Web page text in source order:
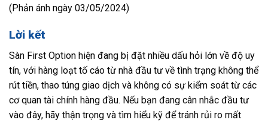
(Phản ánh ngày 03/05/2024)
Lời kết
Sàn First Option hiện đang bị đặt nhiều dấu hỏi lớn về độ uy
tín, với hàng loạt tố cáo từ nhà đầu tư về tình trạng không thể
rút tiền, thao túng giao dịch và không có sự kiểm soát từ các
cơ quan tài chính hàng đầu. Nếu bạn đang cân nhắc đầu tư
vào đây, hãy thận trọng và tìm hiểu kỹ để tránh rủi ro mất